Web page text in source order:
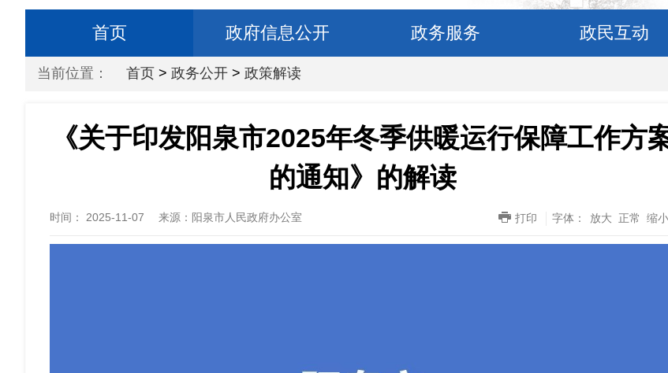
首页 政府信息公开 政务服务 政民互动
当前位置： 首页 > 政务公开 > 政策解读
《关于印发阳泉市2025年冬季供暖运行保障工作方
的通知》的解读
时间： 2025-11-07 来源 ：阳泉市人民政府办公室 打印 字体： 放大 正常 缩小